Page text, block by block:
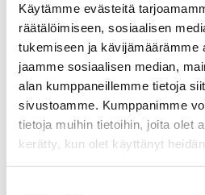
Käytämme evästeitä
räätälöimiseen, sosiaalisen
tukemiseen ja kävijämäärämme
jaamme sosiaalisen median,
alan kumppaneillemme tietoja
sivustoamme. Kumppanimme
tietoja muihin tietoihin, joita olet
kerätty, kun olet käyttänyt heidän
27.10.2025
Uutiset
nuorten